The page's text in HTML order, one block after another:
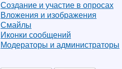
Создание и участие в опросах
Вложения и изображения
Смайлы
Иконки сообщений
Модераторы и администраторы